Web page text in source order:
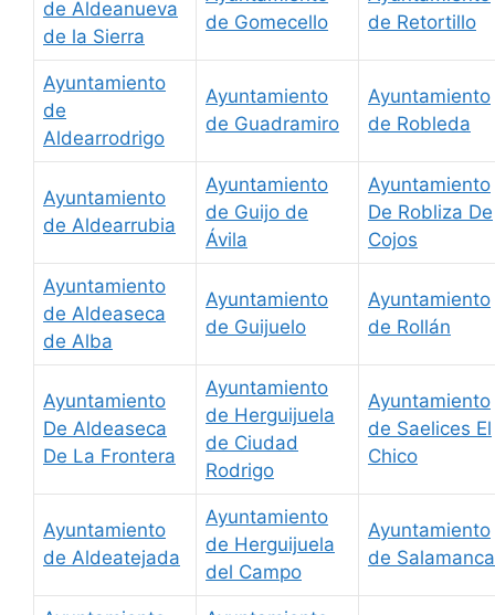
de Aldeanueva
de la Sierra
de Gomecello
de Retortillo
Ayuntamiento
de
Aldearrodrigo
Ayuntamiento
de Guadramiro
Ayuntamiento
de Robleda
Ayuntamiento
de Aldearrubia
Ayuntamiento
de Guijo de
Ávila
Ayuntamiento
De Robliza De
Cojos
Ayuntamiento
de Aldeaseca
de Alba
Ayuntamiento
de Guijuelo
Ayuntamiento
de Rollán
Ayuntamiento
De Aldeaseca
De La Frontera
Ayuntamiento
de Herguijuela
de Ciudad
Rodrigo
Ayuntamiento
de Saelices El
Chico
Ayuntamiento
de Aldeatejada
Ayuntamiento
de Herguijuela
del Campo
Ayuntamiento
de Salamanca